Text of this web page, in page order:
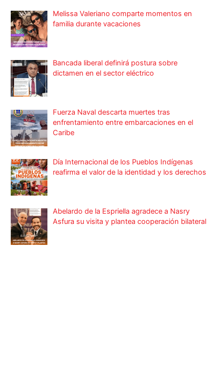
Melissa Valeriano comparte momentos en
familia durante vacaciones
Bancada liberal definirá postura sobre
dictamen en el sector eléctrico
Fuerza Naval descarta muertes tras
enfrentamiento entre embarcaciones en el
Caribe
Día Internacional de los Pueblos Indígenas
reafirma el valor de la identidad y los derechos
Abelardo de la Espriella agradece a Nasry
Asfura su visita y plantea cooperación bilateral